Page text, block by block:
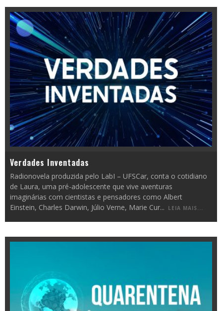
Verdades Inventadas
Radionovela produzida pelo LabI – UFSCar, conta o cotidiano
de Laura, uma pré-adolescente que vive aventuras
imaginárias com cientistas e pensadores como Albert
Einstein, Charles Darwin, Júlio Verne, Marie Cur... LEIA MAIS...